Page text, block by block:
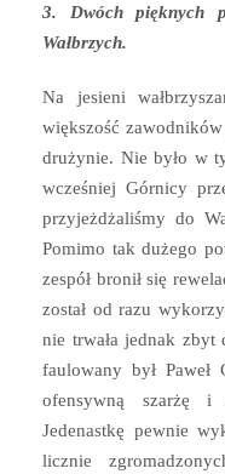
3. Dwóch pięknych
Wałbrzych.
Na jesieni
większość
drużynie. Nie było w
wcześniej Górnicy
przyjeżdżaliśmy do
Pomimo tak dużego
zespół bronił się
został od razu
nie trwała jednak zbyt
faulowany był Paweł
ofensywną szarżę i
Jedenastkę pewnie
licznie